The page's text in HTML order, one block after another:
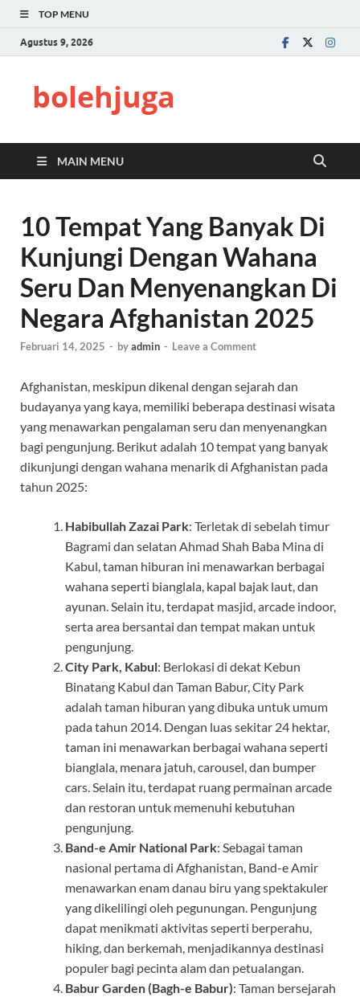
TOP MENU
Agustus 9, 2026
bolehjuga
MAIN MENU
10 Tempat Yang Banyak Di
Kunjungi Dengan Wahana
Seru Dan Menyenangkan Di
Negara Afghanistan 2025
Februari 14, 2025 - byadmin - Leave a Comment
Afghanistan, meskipun dikenal dengan sejarah dan
budayanya yang kaya, memiliki beberapa destinasi wisata
yang menawarkan pengalaman seru dan menyenangkan
bagi pengunjung. Berikut adalah 10 tempat yang banyak
dikunjungi dengan wahana menarik di Afghanistan pada
tahun 2025:
Habibullah Zazai Park: Terletak di sebelah timur
Bagrami dan selatan Ahmad Shah Baba Mina di
Kabul, taman hiburan ini menawarkan berbagai
wahana seperti bianglala, kapal bajak laut, dan
ayunan. Selain itu, terdapat masjid, arcade indoor,
serta area bersantai dan tempat makan untuk
pengunjung.
City Park, Kabul: Berlokasi di dekat Kebun
Binatang Kabul dan Taman Babur, City Park
adalah taman hiburan yang dibuka untuk umum
pada tahun 2014. Dengan luas sekitar 24 hektar,
taman ini menawarkan berbagai wahana seperti
bianglala, menara jatuh, carousel, dan bumper
cars. Selain itu, terdapat ruang permainan arcade
dan restoran untuk memenuhi kebutuhan
pengunjung.
Band-e Amir National Park: Sebagai taman
nasional pertama di Afghanistan, Band-e Amir
menawarkan enam danau biru yang spektakuler
yang dikelilingi oleh pegunungan. Pengunjung
dapat menikmati aktivitas seperti berperahu,
hiking, dan berkemah, menjadikannya destinasi
populer bagi pecinta alam dan petualangan.
Babur Garden (Bagh-e Babur): Taman bersejarah